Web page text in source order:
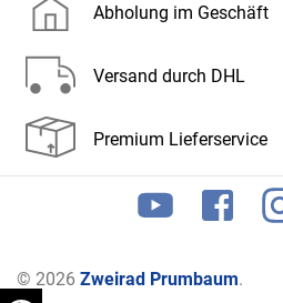
Abholung im Geschäft
Versand durch DHL
Premium Lieferservice
© 2026 Zweirad Prumbaum.